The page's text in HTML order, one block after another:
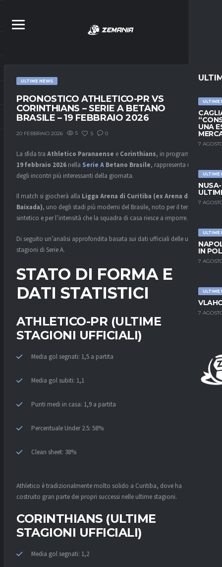
ULTIME
UNA
7
ULTIME
7
ULTIME
IN
7
ULTIME
7
ULTIME NEWS
PRONOSTICO ATHLETICO-PR VS
CORINTHIANS – SERIE A BETANO
BRASILE – 19 FEBBRAIO 2026
20 FEBBRAIO 2026 5 5 0
La sfida tra Athletico Paranaense e Corinthians, in programma il
19 febbraio 2026 nella Serie A Betano Brasile, rappresenta uno
degli incontri più interessanti della giornata.
Il match si giocherà alla Ligga Arena di Curitiba (ex Arena da
Baixada), uno degli stadi più moderni del Brasile, noto per il terreno
sintetico e per l’intensità che la squadra di casa riesce a imporre.
Di seguito un’analisi approfondita basata sui dati ufficiali delle ultime
stagioni di Serie A.
STATO DI FORMA E
DATI STATISTICI
ATHLETICO-PR (ULTIME
STAGIONI UFFICIALI)
Media gol segnati: 1,5 a partita
Media gol subiti: 1,1
Punti medi in casa: 1,9 a partita
Percentuale Under 2.5: 58%
Clean sheet: 38%
Athletico è tradizionalmente molto solido a Curitiba, dove ha
costruito gran parte dei propri successi nelle ultime stagioni.
CORINTHIANS (ULTIME
STAGIONI UFFICIALI)
Media gol segnati: 1,2